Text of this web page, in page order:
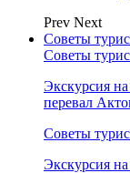
Prev Next
Советы
Советы
Экскурсия
перевал
Советы
Экскурсия